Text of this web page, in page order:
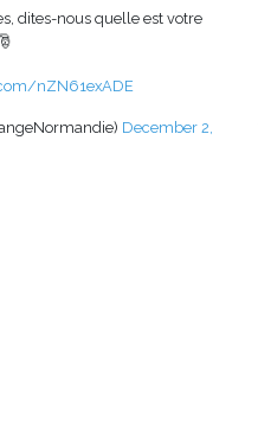
dites-nous quelle est votre
nZN61exADE
December 2,